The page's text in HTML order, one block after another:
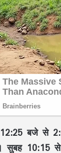
12:25 बजे से
सुबह 10:15